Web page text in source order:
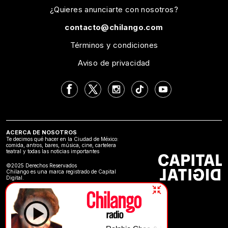
¿Quieres anunciarte con nosotros?
contacto@chilango.com
Términos y condiciones
Aviso de privacidad
ACERCA DE NOSOTROS
Te decimos qué hacer en la Ciudad de México:
comida, antros, bares, música, cine, cartelera
teatral y todas las noticias importantes
©2025 Derechos Reservados
Chilango es una marca registrado de Capital
Digital.